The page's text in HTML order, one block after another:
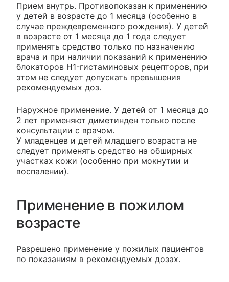
Прием внутрь. Противопоказан к применению
у детей в возрасте до 1 месяца (особенно в
случае преждевременного рождения). У детей
в возрасте от 1 месяца до 1 года следует
применять средство только по назначению
врача и при наличии показаний к применению
блокаторов H1-гистаминовых рецепторов, при
этом не следует допускать превышения
рекомендуемых доз.
Наружное применение. У детей от 1 месяца до
2 лет применяют диметинден только после
консультации с врачом.
У младенцев и детей младшего возраста не
следует применять средство на обширных
участках кожи (особенно при мокнутии и
воспалении).
Применение в пожилом
возрасте
Разрешено применение у пожилых пациентов
по показаниям в рекомендуемых дозах.